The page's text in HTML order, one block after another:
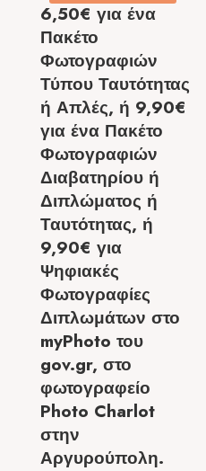
6,50€ για ένα
Πακέτο
Φωτογραφιών
Τύπου Ταυτότητας
ή Απλές, ή 9,90€
για ένα Πακέτο
Φωτογραφιών
Διαβατηρίου ή
Διπλώματος ή
Ταυτότητας, ή
9,90€ για
Ψηφιακές
Φωτογραφίες
Διπλωμάτων στο
myPhoto του
gov.gr, στο
φωτογραφείο
Photo Charlot
στην
Αργυρούπολη.